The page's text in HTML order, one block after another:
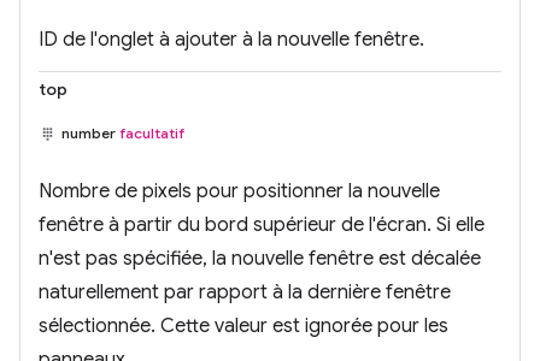
ID de l'onglet à ajouter à la nouvelle fenêtre.
top
number facultatif
Nombre de pixels pour positionner la nouvelle
fenêtre à partir du bord supérieur de l'écran. Si elle
n'est pas spécifiée, la nouvelle fenêtre est décalée
naturellement par rapport à la dernière fenêtre
sélectionnée. Cette valeur est ignorée pour les